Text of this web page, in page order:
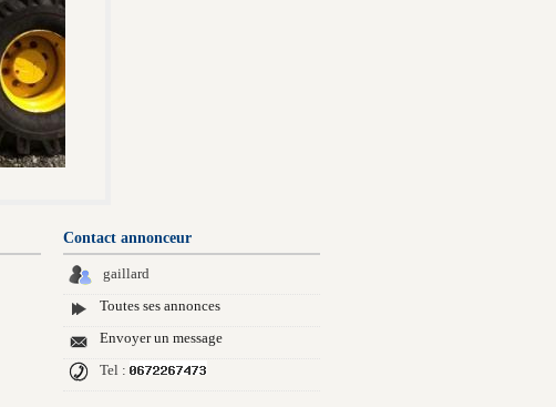
Contact annonceur
gaillard
Toutes ses annonces
Envoyer un message
Tel :